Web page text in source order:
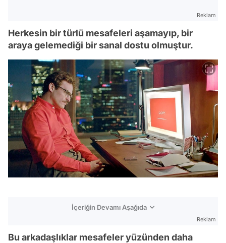
Reklam
Herkesin bir türlü mesafeleri aşamayıp, bir
araya gelemediği bir sanal dostu olmuştur.
İçeriğin Devamı Aşağıda
Reklam
Bu arkadaşlıklar mesafeler yüzünden daha